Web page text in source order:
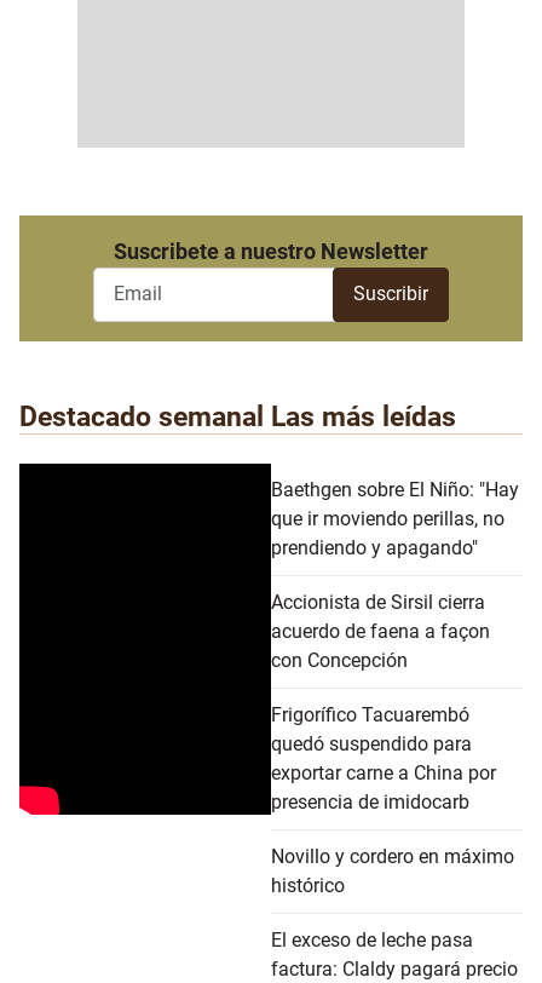
Suscribete a nuestro Newsletter
Destacado semanal Las más leídas
Baethgen sobre El Niño: "Hay
que ir moviendo perillas, no
prendiendo y apagando"
Accionista de Sirsil cierra
acuerdo de faena a façon
con Concepción
Frigorífico Tacuarembó
quedó suspendido para
exportar carne a China por
presencia de imidocarb
Novillo y cordero en máximo
histórico
El exceso de leche pasa
factura: Claldy pagará precio